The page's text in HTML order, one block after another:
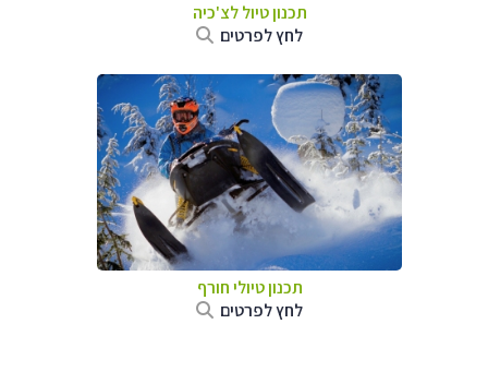
תכנון טיול לצ'כיה
לחץ לפרטים
תכנון טיולי חורף
לחץ לפרטים